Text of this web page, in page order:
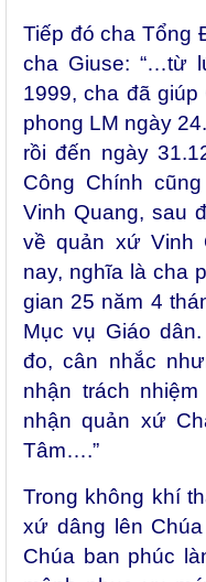
Tiếp đó cha Tổng
cha Giuse: “…từ
1999, cha đã
phong LM ngày
rồi đến ngày
Công Chính
Vinh Quang, sau
về quản xứ Vinh
nay, nghĩa là cha
gian 25 năm 4
Mục vụ Giáo
đo, cân nhắc
nhận trách
nhận quản xứ
Tâm….”
Trong không khí
xứ dâng lên
Chúa ban phúc